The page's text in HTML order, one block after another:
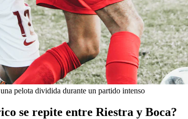
pelota dividida durante un partido intenso
se repite entre Riestra y Boca?